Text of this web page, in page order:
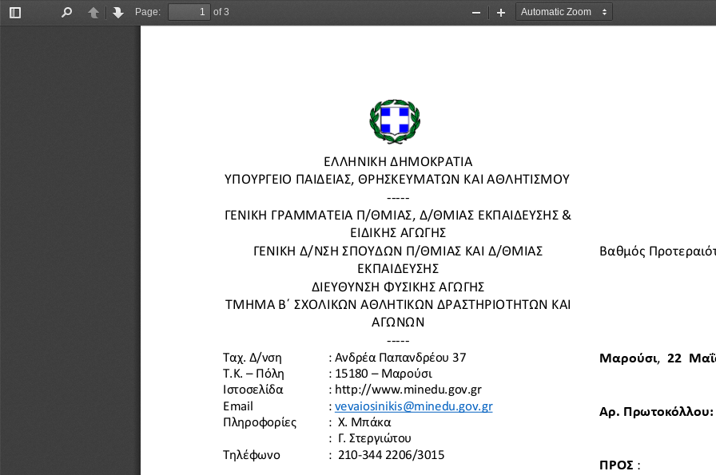
Toggle
PreviousNext
Page:
of 3
Zoom
Zoom
ΕΛΛΗΝΙΚΗ ΔΗΜΟΚΡΑΤΙΑ
ΥΠΟΥΡΓΕΙΟ ΠΑΙΔΕΙΑΣ, ΘΡΗΣΚΕΥΜΑΤΩΝ ΚΑΙ ΑΘΛΗΤΙΣΜΟΥ
-----
ΓΕΝΙΚΗ ΓΡΑΜΜΑΤΕΙΑ Π/ΘΜΙΑΣ, Δ/ΘΜΙΑΣ ΕΚΠΑΙΔΕΥΣΗΣ &
ΕΙΔΙΚΗΣ ΑΓΩΓΗΣ
ΓΕΝΙΚΗ Δ/ΝΣΗ ΣΠΟΥΔΩΝ Π/ΘΜΙΑΣ ΚΑΙ Δ/ΘΜΙΑΣ
ΕΚΠΑΙΔΕΥΣΗΣ
ΔΙΕΥΘΥΝΣΗ ΦΥΣΙΚΗΣ ΑΓΩΓΗΣ
ΤΜΗΜΑ Β ́ ΣΧΟΛΙΚΩΝ ΑΘΛΗΤΙΚΩΝ ΔΡΑΣΤΗΡΙΟΤΗΤΩΝ ΚΑΙ
ΑΓΩΝΩΝ
-----
Βαθμός
Ταχ. Δ/νση
Τ.Κ. – Πόλη
Ιστοσελίδα
Email
Πληροφορίες
Τηλέφωνο
: Ανδρέα Παπανδρέου 37
: 15180 – Μαρούσι
: http://www.minedu.gov.gr
: vevaiosinikis@minedu.gov.gr
: Χ. Μπάκα
: Γ. Στεργιώτου
: 210-344 2206/3015
Μαρούσι, 22
Αρ. Πρωτοκόλλου:
ΠΡΟΣ :